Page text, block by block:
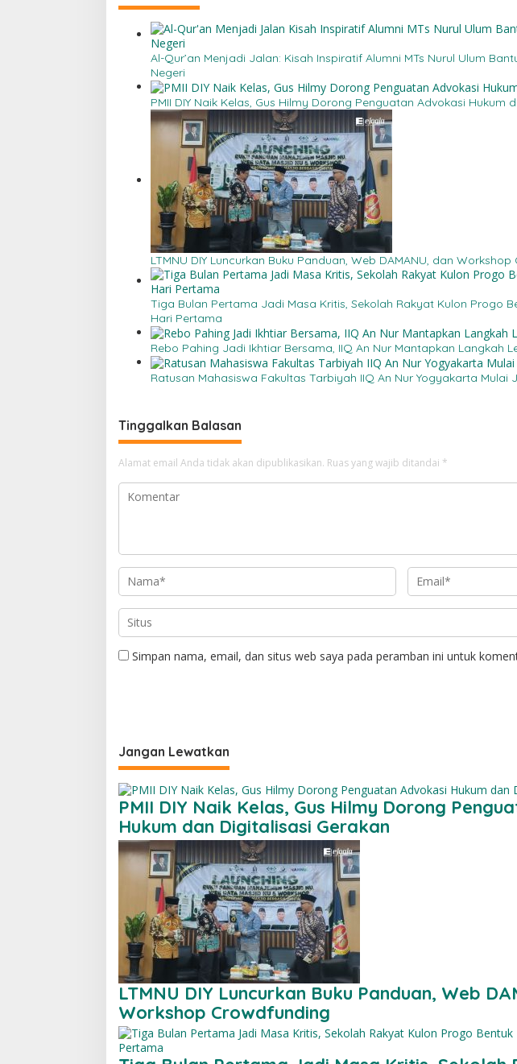
Al-Qur’an Menjadi Jalan: Kisah Inspiratif Alumni MTs Nurul Ulum
Negeri
PMII DIY Naik Kelas, Gus Hilmy Dorong Penguatan Advokasi Hukum
LTMNU DIY Luncurkan Buku Panduan, Web DAMANU, dan
Tiga Bulan Pertama Jadi Masa Kritis, Sekolah Rakyat Kulon Progo
Hari Pertama
Rebo Pahing Jadi Ikhtiar Bersama, IIQ An Nur Mantapkan Langkah
Ratusan Mahasiswa Fakultas Tarbiyah IIQ An Nur Yogyakarta Mulai
Tinggalkan Balasan
Alamat email Anda tidak akan dipublikasikan. Ruas yang wajib ditandai *
Simpan nama, email, dan situs web saya pada peramban ini untuk
Jangan Lewatkan
PMII DIY Naik Kelas, Gus Hilmy Dorong
Hukum dan Digitalisasi Gerakan
LTMNU DIY Luncurkan Buku Panduan, Web
Workshop Crowdfunding